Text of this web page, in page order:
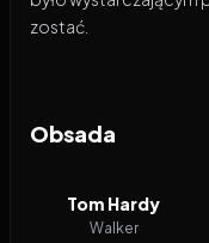
zostać.
Obsada
Tom Hardy
Walker